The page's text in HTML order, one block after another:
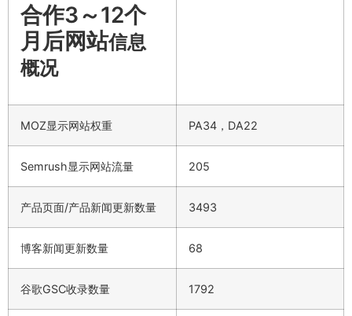
合作3～12个
月后网站信息
概况
MOZ显示网站权重 PA34，DA22
Semrush显示网站流量 205
产品页面/产品新闻更新数量 3493
博客新闻更新数量 68
谷歌GSC收录数量 1792